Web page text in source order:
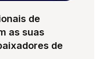
de
as suas
de